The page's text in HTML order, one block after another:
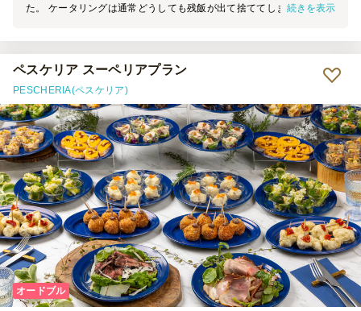
た。 ケータリングは通常どうしても残飯が出て捨ててしまうのです
ました。 木製のようなプラスチックケースは見た目もおしゃれで良
かったです。ただ、同じおかずなのにプラカップに入っているものと
大きな箱に混在して盛り付けてあるものがあったので、できればプラ
カップに入れる、入れないは統一してもらったほうが テーブルセッ
ティングの見た目がより綺麗になって有難いかなと思いました。
続きを表示
ペスケリア スーペリアプラン
PESCHERIA(ペスケリア)
オードブル